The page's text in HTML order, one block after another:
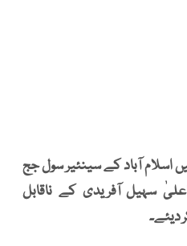
آباد کے سینئیر سول جج
سہیل آفریدی کے ناقابل
دیئے۔